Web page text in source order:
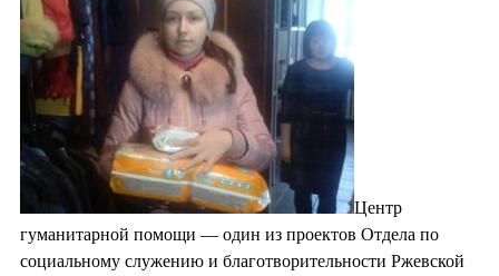
Центр
гуманитарной помощи — один из проектов Отдела по
социальному служению и благотворительности Ржевской